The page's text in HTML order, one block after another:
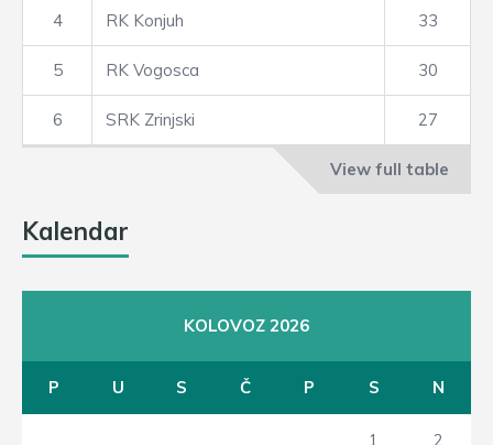
4 RK Konjuh 33
5 RK Vogosca 30
6 SRK Zrinjski 27
View full table
Kalendar
KOLOVOZ 2026
P U S Č P S N
1 2